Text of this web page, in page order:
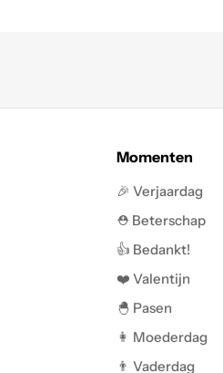
Momenten
🎉 Verjaardag
⛑️ Beterschap
👍 Bedankt!
❤️ Valentijn
🐣 Pasen
👩 Moederdag
👨 Vaderdag